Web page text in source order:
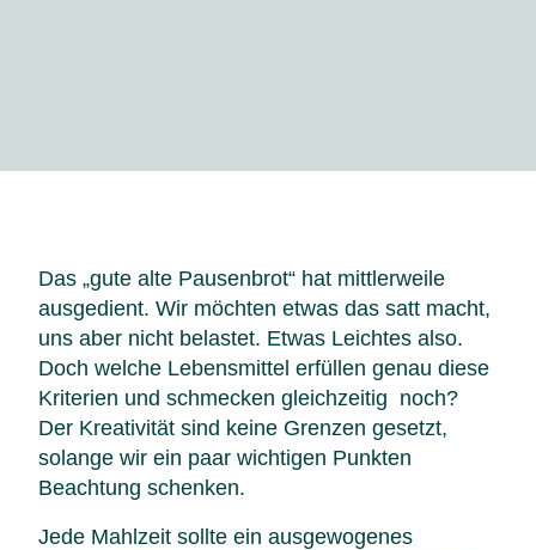
Das „gute alte Pausenbrot“ hat mittlerweile
ausgedient. Wir möchten etwas das satt macht,
uns aber nicht belastet. Etwas Leichtes also.
Doch welche Lebensmittel erfüllen genau diese
Kriterien und schmecken gleichzeitig noch?
Der Kreativität sind keine Grenzen gesetzt,
solange wir ein paar wichtigen Punkten
Beachtung schenken.
Jede Mahlzeit sollte ein ausgewogenes